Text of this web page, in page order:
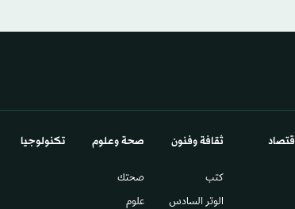
ثقافة وفنون
كتب
الوتر السادس​
صحة وعلوم
صحتك
علوم
تكنولوجيا